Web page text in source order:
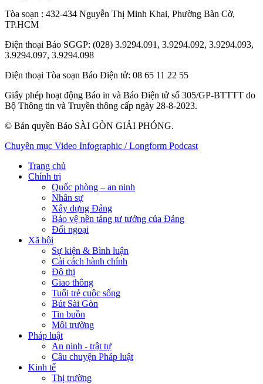
Tòa soạn : 432-434 Nguyễn Thị Minh Khai, Phường Bàn Cờ,
TP.HCM
Điện thoại Báo SGGP: (028) 3.9294.091, 3.9294.092, 3.9294.093,
3.9294.097, 3.9294.098
Điện thoại Tòa soạn Báo Điện tử: 08 65 11 22 55
Giấy phép hoạt động Báo in và Báo Điện tử số 305/GP-BTTTT do
Bộ Thông tin và Truyền thông cấp ngày 28-8-2023.
© Bản quyền Báo SÀI GÒN GIẢI PHÓNG.
Chuyên mục Video Infographic / Longform Podcast
Trang chủ
Chính trị
Quốc phòng – an ninh
Nhân sự
Xây dựng Đảng
Bảo vệ nền tảng tư tưởng của Đảng
Đối ngoại
Xã hội
Sự kiện & Bình luận
Cải cách hành chính
Đô thị
Giao thông
Tuổi trẻ cuộc sống
Bút Sài Gòn
Tin buồn
Môi trường
Pháp luật
An ninh - trật tự
Câu chuyện Pháp luật
Kinh tế
Thị trường